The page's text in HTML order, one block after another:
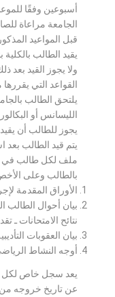
أسبوعين وفقًا
الجامعة مراعاة
قبل المواعيد
يقيد الطالب
ولا يجوز القيد
القواعد التي
يلتحق الطالب
الليسانس أو
يجوز للطالب أن
يتم قيد الطالب بعد
ملف لكل طالب في
بالطالب وعلى
الأوراق المقدمة
بيان أحوال الطالب
نتائح الامتحانات ـ
بيان العقوبات
أوجه النشاط
يعد سجل خاص لكل
عن تاريخ خروجه من